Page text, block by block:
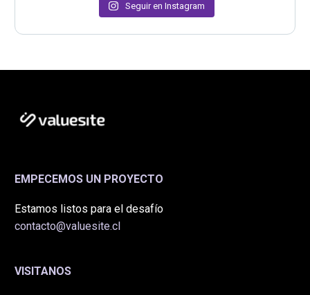
Seguir en Instagram
EMPECEMOS UN PROYECTO
Estamos listos para el desafío
contacto@valuesite.cl
VISITANOS